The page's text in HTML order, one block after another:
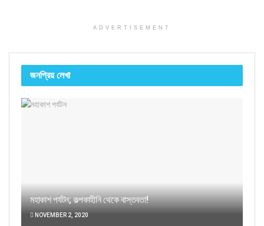
ADVERTISEMENT
জনপ্রিয় লেখা
মহাকাশ পর্যটন; কল্পকাহীনি থেকে বাস্তবতা!
NOVEMBER 2, 2020